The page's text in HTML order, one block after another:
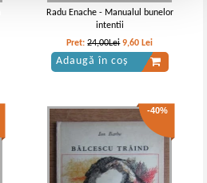
Radu Enache - Manualul bunelor
intentii
Pret:24,00Lei 9,60 Lei
Adaugă în coș
-40%